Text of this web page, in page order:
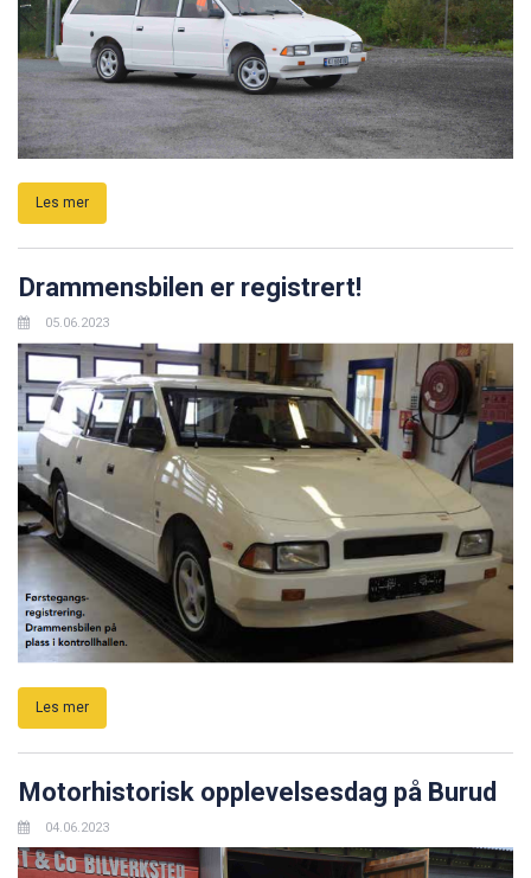
Les mer
Drammensbilen er registrert!
05.06.2023
Les mer
Motorhistorisk opplevelsesdag på Burud
04.06.2023